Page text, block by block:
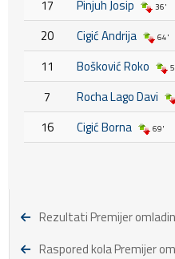
17 Pinjuh Josip 36'
20 Cigić Andrija 64'
11 Bošković Roko
7 Rocha Lago Davi
16 Cigić Borna 69'
Rezultati Premijer
Raspored kola Premijer